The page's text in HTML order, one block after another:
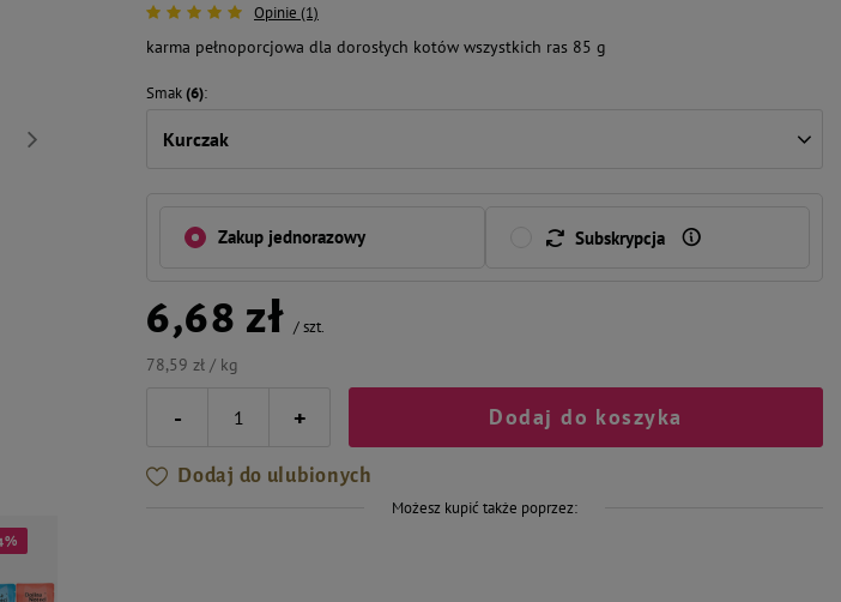
Opinie (1)
karma pełnoporcjowa dla dorosłych kotów wszystkich ras 85 g
Smak(6)
Kurczak
Zakup jednorazowy Subskrypcja
6,68 zł /szt.
78,59 zł / kg
- + Dodaj do koszyka
Dodaj do ulubionych
Możesz kupić także poprzez: